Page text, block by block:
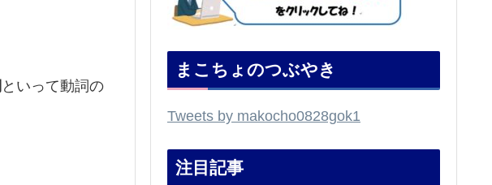
といって動詞の
まこちょのつぶやき
Tweets by makocho0828gok1
注目記事